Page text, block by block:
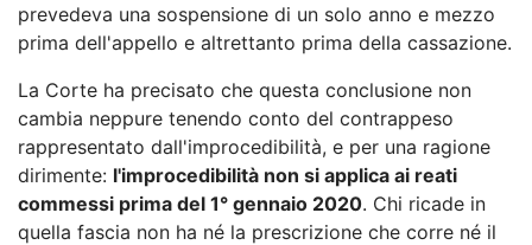
prevedeva una sospensione di un solo anno e mezzo
prima dell'appello e altrettanto prima della cassazione.
La Corte ha precisato che questa conclusione non
cambia neppure tenendo conto del contrappeso
rappresentato dall'improcedibilità, e per una ragione
dirimente: l'improcedibilità non si applica ai reati
commessi prima del 1° gennaio 2020. Chi ricade in
quella fascia non ha né la prescrizione che corre né il